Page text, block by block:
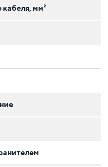
мм²